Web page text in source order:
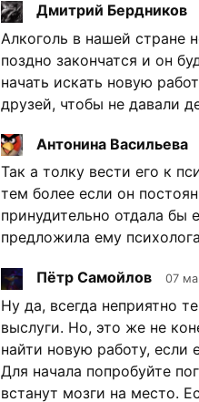
Дмитрий Бердников
Алкоголь в нашей стране
поздно закончатся и он
начать искать новую
друзей, чтобы не давали
Антонина Васильева
Так а толку вести его к
тем более если он
принудительно отдала бы
предложила ему
Пётр Самойлов 07
Ну да, всегда неприятно
выслуги. Но, это же не
найти новую работу, если
Для начала попробуйте
встанут мозги на место.